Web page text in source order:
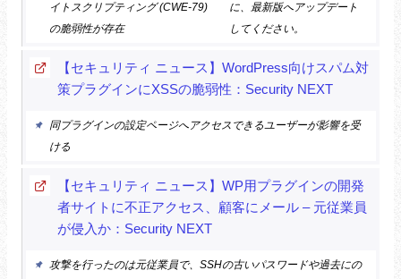
イトスクリプティング (CWE-79)
の脆弱性が存在
に、最新版へアップデート
してください。
【セキュリティ ニュース】WordPress向けスパム対
策プラグインにXSSの脆弱性：Security NEXT
同プラグインの設定ページへアクセスできるユーザーが影響を受
ける
【セキュリティ ニュース】WP用プラグインの開発
者サイトに不正アクセス、顧客にメール – 元従業員
が侵入か：Security NEXT
攻撃を行ったのは元従業員で、SSHの古いパスワードや過去にの